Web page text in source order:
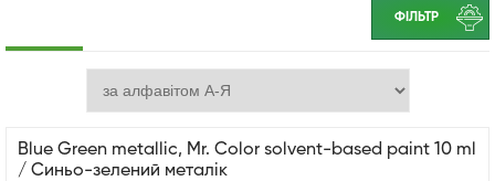
ФІЛЬТР
Blue Green metallic, Mr. Color solvent-based paint 10 ml
/ Синьо-зелений металік